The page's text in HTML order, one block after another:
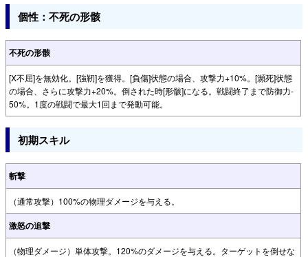
個性：不死の形骸
不死の形骸
[X不屈]を無効化。[強靭]を獲得。[負傷]状態の場合、攻撃力+10%。[瀕死]状態
の場合、さらに攻撃力+20%。倒された時[形骸]になる。戦闘終了まで防御力-
50%。1度の戦闘で最大1回まで発動可能。
初期スキル
斬撃
（通常攻撃）100%の物理ダメージを与える。
激怒の追撃
（物理ダメージ）単体攻撃。120%のダメージを与える。ターゲットを倒せな